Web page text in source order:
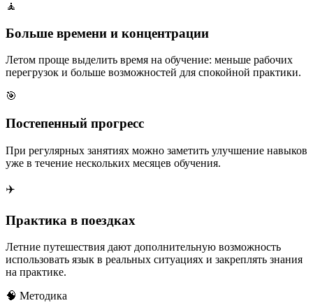
🧘
Больше времени и концентрации
Летом проще выделить время на обучение: меньше рабочих
перегрузок и больше возможностей для спокойной практики.
🎯
Постепенный прогресс
При регулярных занятиях можно заметить улучшение навыков
уже в течение нескольких месяцев обучения.
✈️
Практика в поездках
Летние путешествия дают дополнительную возможность
использовать язык в реальных ситуациях и закреплять знания
на практике.
🧠 Методика